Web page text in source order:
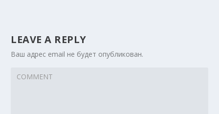
LEAVE A REPLY
Ваш адрес email не будет опубликован.